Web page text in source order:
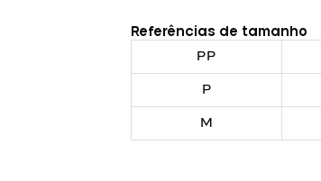
Referências de tamanho
PP
P
M